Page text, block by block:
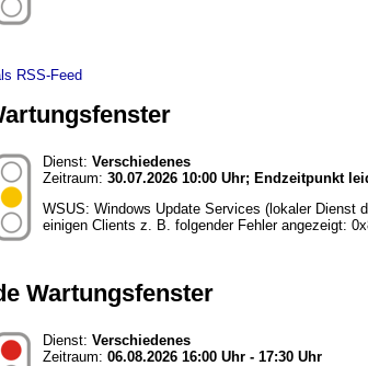
RSS-Feed
Dienst: Verschiedenes
Zeitraum: 30.07.2026 10:00 Uhr; Endzeitpunkt
WSUS: Windows Update Services (lokaler Dienst
einigen Clients z. B. folgender Fehler angezeigt:
Wartungsfenster
Dienst: Verschiedenes
Zeitraum: 06.08.2026 16:00 Uhr - 17:30 Uhr